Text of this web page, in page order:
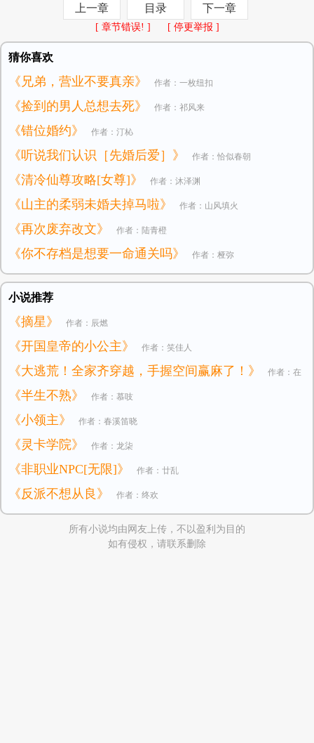
上一章 目录 下一章
[ 章节错误! ] [ 停更举报 ]
猜你喜欢
《兄弟，营业不要真亲》 作者：一枚纽扣
《捡到的男人总想去死》 作者：祁风来
《错位婚约》 作者：汀杺
《听说我们认识［先婚后爱］》 作者：恰似春朝
《清冷仙尊攻略[女尊]》 作者：沐泽渊
《山主的柔弱未婚夫掉马啦》 作者：山风填火
《再次废弃改文》 作者：陆青橙
《你不存档是想要一命通关吗》 作者：桠弥
小说推荐
《摘星》 作者：辰燃
《开国皇帝的小公主》 作者：笑佳人
《大逃荒！全家齐穿越，手握空间赢麻了！》 作者：在
逃小公主
《半生不熟》 作者：慕吱
《小领主》 作者：春溪笛晓
《灵卡学院》 作者：龙柒
《非职业NPC[无限]》 作者：廿乱
《反派不想从良》 作者：终欢
所有小说均由网友上传，不以盈利为目的
如有侵权，请联系删除